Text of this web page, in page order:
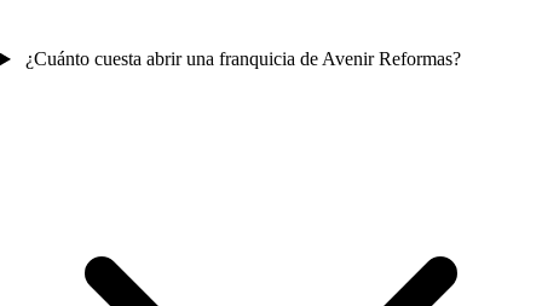
¿Cuánto cuesta abrir una franquicia de Avenir Reformas?